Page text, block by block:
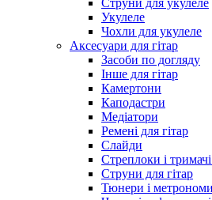
Струни для укулеле
Укулеле
Чохли для укулеле
Аксесуари для гітар
Засоби по догляду
Інше для гітар
Камертони
Каподастри
Медіатори
Ремені для гітар
Слайди
Стреплоки і
Струни для гітар
Тюнери і метрономи